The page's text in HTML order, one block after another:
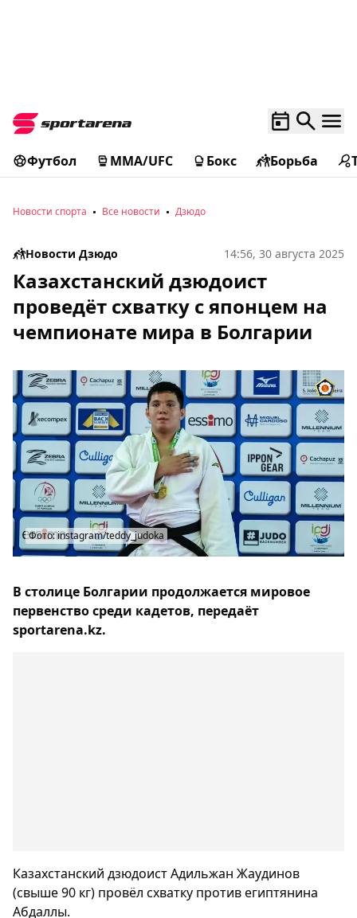
Футбол MMA/UFC Бокс Борьба
Новости спорта Все новости Дзюдо
Новости Дзюдо 14:56, 30 августа 2025
Казахстанский дзюдоист
проведёт схватку с японцем на
чемпионате мира в Болгарии
Фото: instagram/teddy_judoka
В столице Болгарии продолжается мировое
первенство среди кадетов, передаёт
sportarena.kz.
Казахстанский дзюдоист Адильжан Жаудинов
(свыше 90 кг) провёл схватку против египтянина
Абдаллы.